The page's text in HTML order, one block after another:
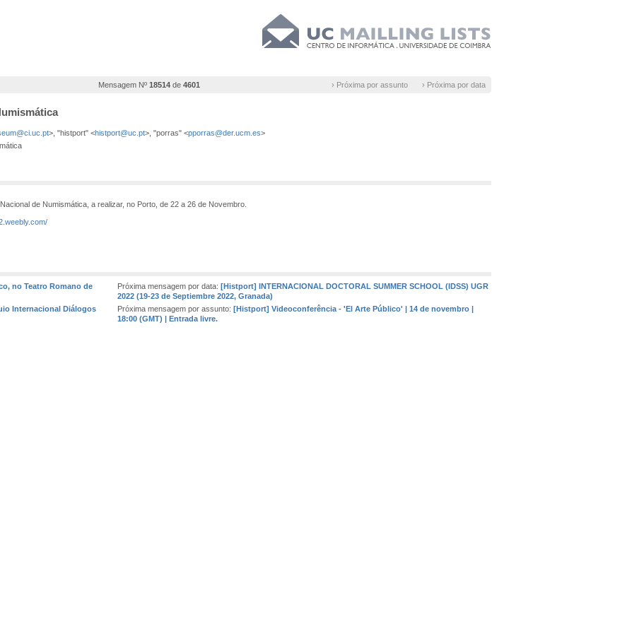
Mensagem Nº 18514 de 4601 › Próxima por assunto › Próxima por data
>, "histport" <histport@uc.pt>, "porras" <pporras@der.ucm.es>
de Numismática, a realizar, no Porto, de 22 a 26 de Novembro.
no Teatro Romano de
Próxima mensagem por data: [Histport] INTERNACIONAL DOCTORAL SUMMER SCHOOL (IDSS) UGR
2022 (19-23 de Septiembre 2022, Granada)
Internacional Diálogos
Próxima mensagem por assunto: [Histport] Videoconferência - 'El Arte Público' | 14 de novembro |
18:00 (GMT) | Entrada livre.